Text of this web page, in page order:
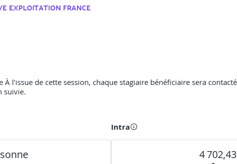
EXPLOITATION FRANCE
l’issue de cette session, chaque stagiaire bénéficiaire sera
suivie.
Intra
4